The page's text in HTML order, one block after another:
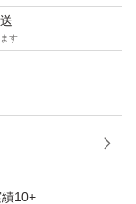
す
10+